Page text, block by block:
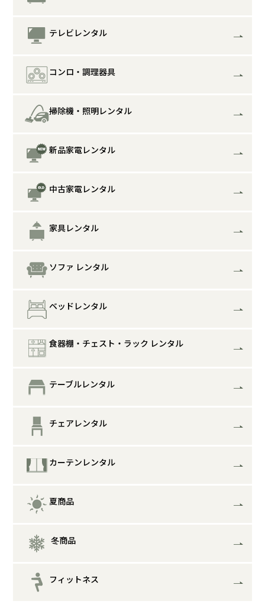
テレビレンタル
コンロ・調理器具
掃除機・照明レンタル
新品家電レンタル
中古家電レンタル
家具レンタル
ソファ レンタル
ベッドレンタル
食器棚・チェスト・ラック レンタル
テーブルレンタル
チェアレンタル
カーテンレンタル
夏商品
冬商品
フィットネス